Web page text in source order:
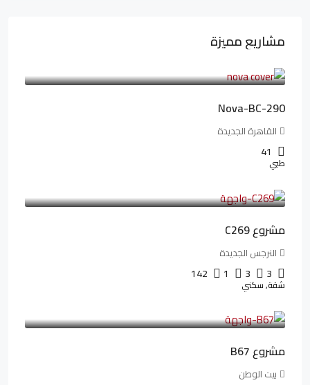
مشاريع مميزة
6,323,076LE
Nova-BC-290
القاهرة الجديدة
41
طبي
4,402,000LE
مشروع C269
النرجس الجديدة
3
3
1
142
شقة, سكني
4,550,000LE
مشروع B67
بيت الوطن